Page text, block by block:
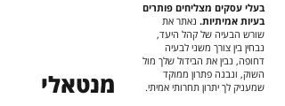
מנטאלי
בעלי עסקים מצליחים פותרים
בעיות אמיתיות. נאתר את
שורש הבעיה של קהל היעד,
נבחין בין צורך משני לבעיה
דחופה, נבין את הבידול שלך מול
השוק, ונבנה פתרון ממוקד
שמעניק לך יתרון תחרותי אמיתי.